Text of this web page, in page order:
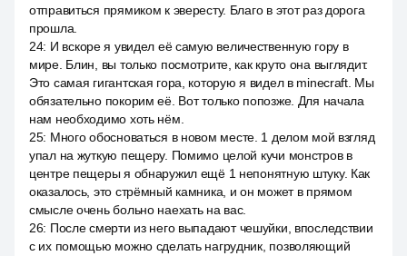
отправиться прямиком к эвересту. Благо в этот раз дорога
прошла.
24: И вскоре я увидел её самую величественную гору в
мире. Блин, вы только посмотрите, как круто она выглядит.
Это самая гигантская гора, которую я видел в minecraft. Мы
обязательно покорим её. Вот только попозже. Для начала
нам необходимо хоть нём.
25: Много обосноваться в новом месте. 1 делом мой взгляд
упал на жуткую пещеру. Помимо целой кучи монстров в
центре пещеры я обнаружил ещё 1 непонятную штуку. Как
оказалось, это стрёмный камника, и он может в прямом
смысле очень больно наехать на вас.
26: После смерти из него выпадают чешуйки, впоследствии
с их помощью можно сделать нагрудник, позволяющий